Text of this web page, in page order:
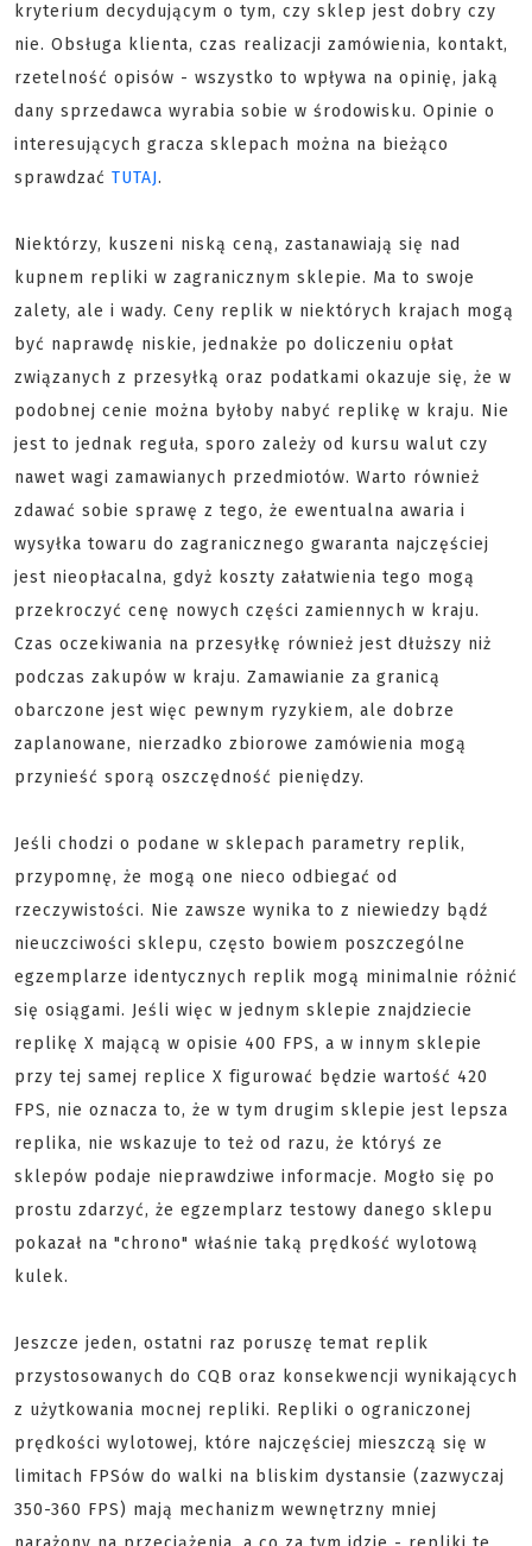
kryterium decydującym o tym, czy sklep jest dobry czy
nie. Obsługa klienta, czas realizacji zamówienia, kontakt,
rzetelność opisów - wszystko to wpływa na opinię, jaką
dany sprzedawca wyrabia sobie w środowisku. Opinie o
interesujących gracza sklepach można na bieżąco
sprawdzać TUTAJ.
Niektórzy, kuszeni niską ceną, zastanawiają się nad
kupnem repliki w zagranicznym sklepie. Ma to swoje
zalety, ale i wady. Ceny replik w niektórych krajach mogą
być naprawdę niskie, jednakże po doliczeniu opłat
związanych z przesyłką oraz podatkami okazuje się, że w
podobnej cenie można byłoby nabyć replikę w kraju. Nie
jest to jednak reguła, sporo zależy od kursu walut czy
nawet wagi zamawianych przedmiotów. Warto również
zdawać sobie sprawę z tego, że ewentualna awaria i
wysyłka towaru do zagranicznego gwaranta najczęściej
jest nieopłacalna, gdyż koszty załatwienia tego mogą
przekroczyć cenę nowych części zamiennych w kraju.
Czas oczekiwania na przesyłkę również jest dłuższy niż
podczas zakupów w kraju. Zamawianie za granicą
obarczone jest więc pewnym ryzykiem, ale dobrze
zaplanowane, nierzadko zbiorowe zamówienia mogą
przynieść sporą oszczędność pieniędzy.
Jeśli chodzi o podane w sklepach parametry replik,
przypomnę, że mogą one nieco odbiegać od
rzeczywistości. Nie zawsze wynika to z niewiedzy bądź
nieuczciwości sklepu, często bowiem poszczególne
egzemplarze identycznych replik mogą minimalnie różnić
się osiągami. Jeśli więc w jednym sklepie znajdziecie
replikę X mającą w opisie 400 FPS, a w innym sklepie
przy tej samej replice X figurować będzie wartość 420
FPS, nie oznacza to, że w tym drugim sklepie jest lepsza
replika, nie wskazuje to też od razu, że któryś ze
sklepów podaje nieprawdziwe informacje. Mogło się po
prostu zdarzyć, że egzemplarz testowy danego sklepu
pokazał na "chrono" właśnie taką prędkość wylotową
kulek.
Jeszcze jeden, ostatni raz poruszę temat replik
przystosowanych do CQB oraz konsekwencji wynikających
z użytkowania mocnej repliki. Repliki o ograniczonej
prędkości wylotowej, które najczęściej mieszczą się w
limitach FPSów do walki na bliskim dystansie (zazwyczaj
350-360 FPS) mają mechanizm wewnętrzny mniej